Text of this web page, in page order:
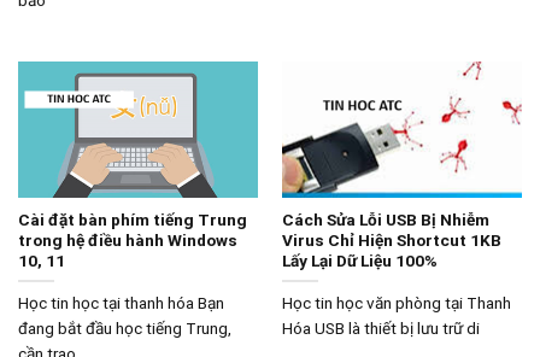
Cài đặt bàn phím tiếng Trung
trong hệ điều hành Windows
10, 11
Học tin học tại thanh hóa Bạn
đang bắt đầu học tiếng Trung,
Cách Sửa Lỗi USB Bị Nhiễm
Virus Chỉ Hiện Shortcut 1KB
Lấy Lại Dữ Liệu 100%
Học tin học văn phòng tại Thanh
Hóa USB là thiết bị lưu trữ di